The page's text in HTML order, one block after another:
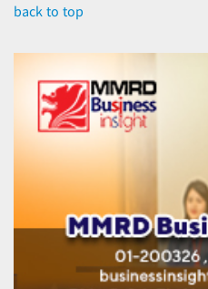
back to top